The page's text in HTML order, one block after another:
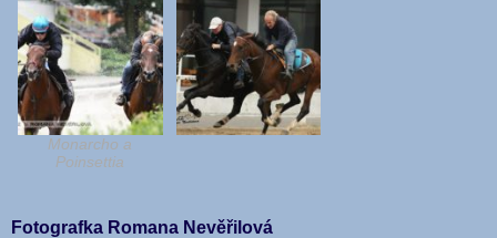
Monarcho a
Poinsettia
Fotografka Romana Nevěřilová